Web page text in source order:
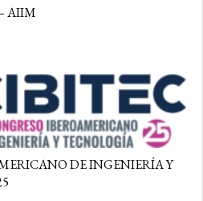
AIIM
DE INGENIERÍA Y